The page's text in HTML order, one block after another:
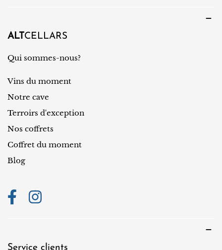
/
r
g
i
o
n
ALT CELLARS
Qui sommes-nous?
Vins du moment
Notre cave
Terroirs d'exception
Nos coffrets
Coffret du moment
Blog
Service clients